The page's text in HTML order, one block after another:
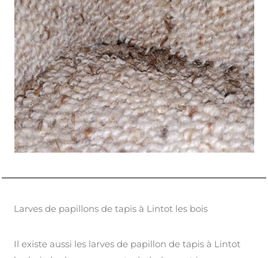
Larves de papillons de tapis à Lintot les bois
Il existe aussi les larves de papillon de tapis à Lintot